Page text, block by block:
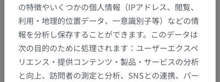
間違いを発見しましたか？
修正や翻訳、内容の改善の提案がありましたらどう
ぞお知らせください。
の特徴やいくつかの個人情報（IPアドレス、閲覧、
利用・地理的位置データ、一意識別子等）などの情
報を分析し保存することができます。このデータは
次の目的のために処理されます：ユーザーエクスペ
リエンス・提供コンテンツ・製品・サービスの分析
と向上、訪問者の測定と分析、SNSとの連携、パー